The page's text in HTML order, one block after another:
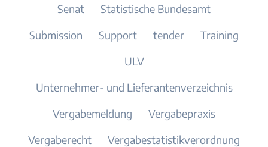
Senat
Statistische Bundesamt
Submission
Support tender
Training
ULV
Unternehmer- und Lieferantenverzeichnis
Vergabemeldung
Vergabepraxis
Vergaberecht
Vergabestatistikverordnung